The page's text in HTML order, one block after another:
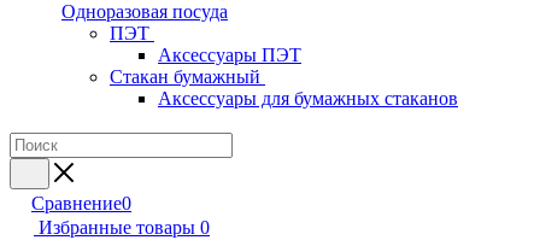
Одноразовая посуда
ПЭТ
Аксессуары ПЭТ
Стакан бумажный
Аксессуары для бумажных стаканов
Сравнение0
Избранные товары 0